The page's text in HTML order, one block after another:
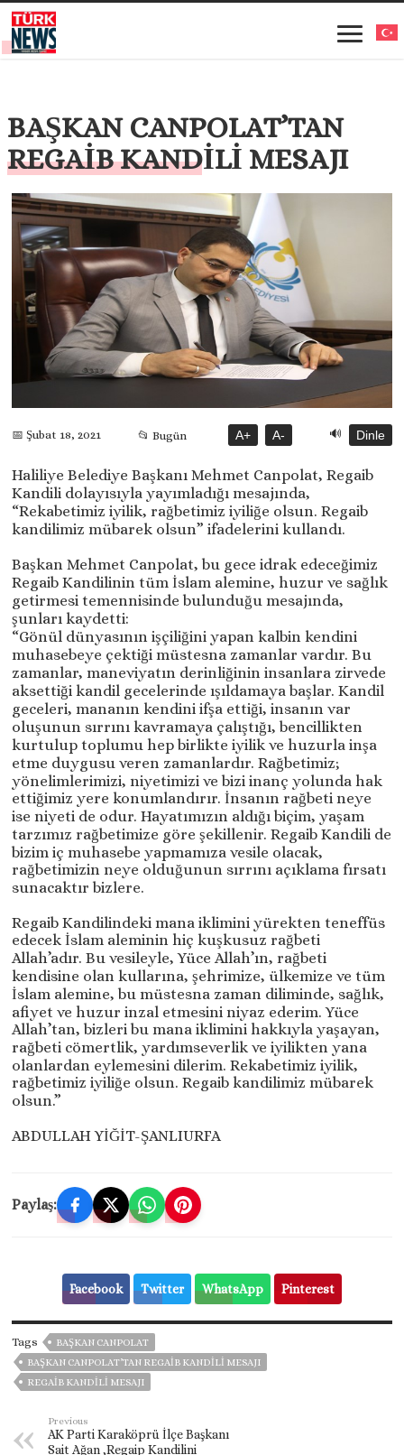
BAŞKAN CANPOLAT’TAN
REGAİB KANDİLİ MESAJI
📅 Şubat 18, 2021 📂 Bugün A+ A- 🔊 Dinle
Haliliye Belediye Başkanı Mehmet Canpolat, Regaib
Kandili dolayısıyla yayımladığı mesajında,
“Rekabetimiz iyilik, rağbetimiz iyiliğe olsun. Regaib
kandilimiz mübarek olsun” ifadelerini kullandı.
Başkan Mehmet Canpolat, bu gece idrak edeceğimiz
Regaib Kandilinin tüm İslam alemine, huzur ve sağlık
getirmesi temennisinde bulunduğu mesajında,
şunları kaydetti:
“Gönül dünyasının işçiliğini yapan kalbin kendini
muhasebeye çektiği müstesna zamanlar vardır. Bu
zamanlar, maneviyatın derinliğinin insanlara zirvede
aksettiği kandil gecelerinde ışıldamaya başlar. Kandil
geceleri, mananın kendini ifşa ettiği, insanın var
oluşunun sırrını kavramaya çalıştığı, bencillikten
kurtulup toplumu hep birlikte iyilik ve huzurla inşa
etme duygusu veren zamanlardır. Rağbetimiz;
yönelimlerimizi, niyetimizi ve bizi inanç yolunda hak
ettiğimiz yere konumlandırır. İnsanın rağbeti neye
ise niyeti de odur. Hayatımızın aldığı biçim, yaşam
tarzımız rağbetimize göre şekillenir. Regaib Kandili de
bizim iç muhasebe yapmamıza vesile olacak,
rağbetimizin neye olduğunun sırrını açıklama fırsatı
sunacaktır bizlere.
Regaib Kandilindeki mana iklimini yürekten teneffüs
edecek İslam aleminin hiç kuşkusuz rağbeti
Allah’adır. Bu vesileyle, Yüce Allah’ın, rağbeti
kendisine olan kullarına, şehrimize, ülkemize ve tüm
İslam alemine, bu müstesna zaman diliminde, sağlık,
afiyet ve huzur inzal etmesini niyaz ederim. Yüce
Allah’tan, bizleri bu mana iklimini hakkıyla yaşayan,
rağbeti cömertlik, yardımseverlik ve iyilikten yana
olanlardan eylemesini dilerim. Rekabetimiz iyilik,
rağbetimiz iyiliğe olsun. Regaib kandilimiz mübarek
olsun.”
ABDULLAH YİĞİT-ŞANLIURFA
Paylaş:
Facebook Twitter WhatsApp Pinterest
Tags
BAŞKAN CANPOLAT
BAŞKAN CANPOLAT’TAN REGAİB KANDİLİ MESAJI
REGAİB KANDİLİ MESAJI
Previous
AK Parti Karaköprü İlçe Başkanı
Sait Ağan ,Regaip Kandilini